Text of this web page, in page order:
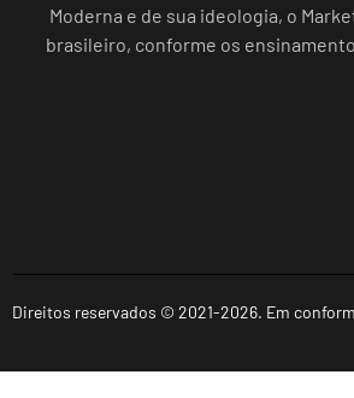
Moderna e de sua ideologia, o
brasileiro, conforme os
Direitos reservados © 2021-2026. Em